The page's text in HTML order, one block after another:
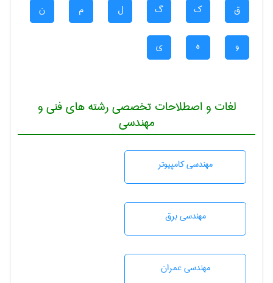
ق ک گ ل م ن
و ه ی
لغات و اصطلاحات تخصصی رشته های فنی و
مهندسی
مهندسی كامپيوتر
مهندسی برق
مهندسی عمران